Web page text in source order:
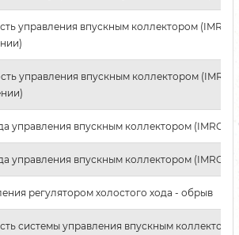
управления впускным коллектором (IMRC)
управления впускным коллектором (IMRC)
управления впускным коллектором (IMRC)
управления впускным коллектором (IMRC)
регулятором холостого хода - обрыв
системы управления впускным